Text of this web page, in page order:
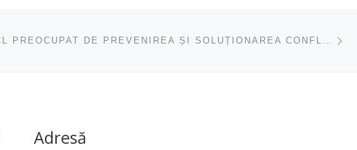
CFCL PREOCUPAT DE PREVENIREA ȘI SOLUȚIONAREA CONFLICTELOR DE INTERESE ÎN SISTEMUL EDUCAȚIONAL
Adresă